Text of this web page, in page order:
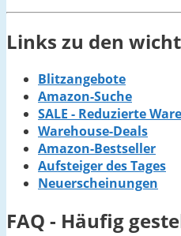
Links zu den
Blitzangebote
Amazon-Suche
SALE - Reduzierte Ware
Warehouse-Deals
Amazon-Bestseller
Aufsteiger des Tages
Neuerscheinungen
FAQ - Häufig